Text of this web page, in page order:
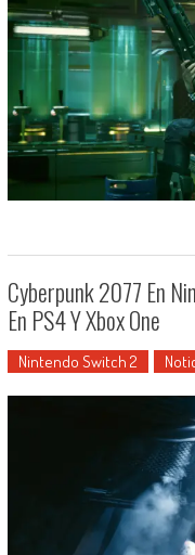
Cyberpunk 2077 En
En PS4 Y Xbox One
Nintendo Switch 2